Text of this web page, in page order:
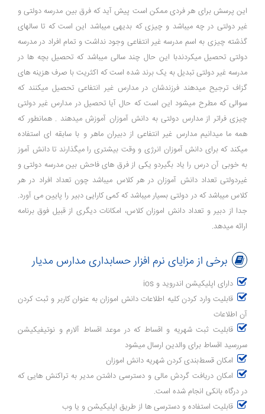
این پرسش برای هر فردی ممکن است پیش آید که فرق بین مدرسه دولتی و
غیر دولتی در چه میباشد و چیزی که بدیهی میباشد این است که تا سالهای
گذشته چیزی به اسم مدرسه غیر انتفاعی وجود نداشت و تمام افراد در مدرسه
دولتی تحصیل میکردندبا این حال چند سالی میباشد که تحصیل بچه ها در
مدرسه غیر دولتی تبدیل به یک برند شده است که اکثریت با صرف هزینه های
گزاف ترجیح میدهند فرزندشان در مدارس غیر انتفاعی تحصیل میکنند که
سوالی که مطرح میشود این است که حال آیا تحصیل در مدارس غیر دولتی
چیزی فراتر از مدارس دولتی به دانش آموزان آموزش میدهند . همانطور که
همه ما میدانیم مدارس غیر انتفاعی از دبیران ماهر و با سابقه ای استفاده
میکند که برای دانش آموزان انرژی و وقت بیشتری را میگذارند تا دانش آموز
به خوبی آن درس را یاد بگیردو یکی از فرق های فاحش بین مدرسه دولتی و
غیردولتی تعداد دانش آموزان در هر کلاس میباشد چون تعداد افراد در هر
کلاس میباشد که در دولتی بسیار میباشد که کمی کارایی دبیر را پایین می آورد.
جدا از دبیر و تعداد دانش اموزان کلاس، امکانات دیگری از قبیل فوق برنامه
ارائه میدهد.
برخی از مزایای نرم افزار حسابداری مدارس مدیار
دارای اپلیکیشن اندروید و ios
قابلیت وارد کردن کلیه اطلاعات دانش اموزان به عنوان کاربر و ثبت کردن
آن اطلاعات
قابلیت ثبت شهریه و اقساط که در موعد اقساط آلارم و نوتیفیکیشن
سررسید اقساط برای والدین ارسال میشود
امکان قسط‌بندی کردن شهریه دانش اموزان
امکان دریافت گردش مالی و دسترسی داشتن مدیر به تراکنش هایی که
در درگاه بانکی انجام شده است.
قابلیت استفاده و دسترسی ها از طریق اپلیکیشن و یا وب